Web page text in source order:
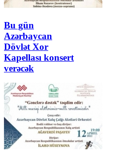
Bu gün
Azərbaycan
Dövlət Xor
Kapellası konsert
verəcək